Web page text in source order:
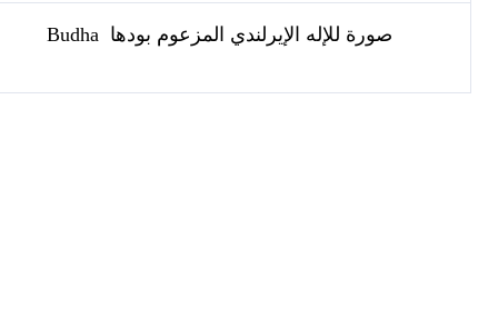
صورة للإله الإيرلندي المزعوم بودهاBudha